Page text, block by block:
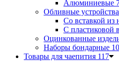
Алюминиевые
Обливные устройства
Со вставкой из
С пластиковой
Оцинкованные
Наборы бондарные 10
Товары для чаепития 117